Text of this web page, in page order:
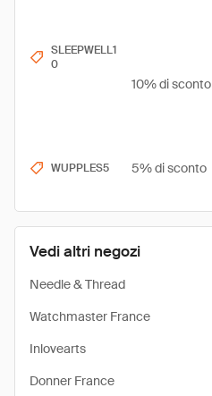
Vedi altri negozi
Needle & Thread
Watchmaster France
Inlovearts
Donner France
SLEEPWELL1
0
10% di sconto
WUPPLES5 5% di sconto